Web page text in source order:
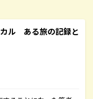
ル ある旅の記録と